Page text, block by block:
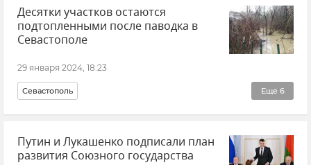
Десятки участков остаются
подтопленными после паводка в
Севастополе
29 января 2024, 18:23
Еще 6
Севастополь
Подтопления в Севастополе из-за паводка и ливней
Михаил Развожаев Новости Крыма Крым
Путин и Лукашенко подписали план
развития Союзного государства